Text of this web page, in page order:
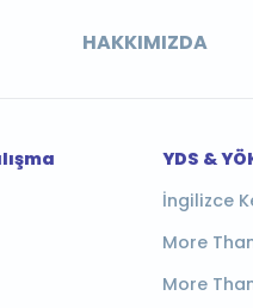
HAKKIMIZDA
YDS &
İngilizce
More
More